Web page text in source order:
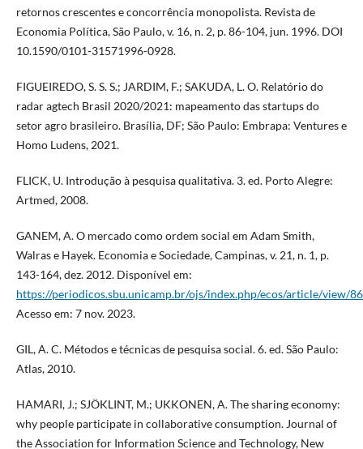
retornos crescentes e concorrência monopolista. Revista de
Economia Política, São Paulo, v. 16, n. 2, p. 86-104, jun. 1996. DOI
10.1590/0101-31571996-0928.
FIGUEIREDO, S. S. S.; JARDIM, F.; SAKUDA, L. O. Relatório do
radar agtech Brasil 2020/2021: mapeamento das startups do
setor agro brasileiro. Brasília, DF; São Paulo: Embrapa: Ventures e
Homo Ludens, 2021.
FLICK, U. Introdução à pesquisa qualitativa. 3. ed. Porto Alegre:
Artmed, 2008.
GANEM, A. O mercado como ordem social em Adam Smith,
Walras e Hayek. Economia e Sociedade, Campinas, v. 21, n. 1, p.
143-164, dez. 2012. Disponível em:
https://periodicos.sbu.unicamp.br/ojs/index.php/ecos/article/view/
Acesso em: 7 nov. 2023.
GIL, A. C. Métodos e técnicas de pesquisa social. 6. ed. São Paulo:
Atlas, 2010.
HAMARI, J.; SJÖKLINT, M.; UKKONEN, A. The sharing economy:
why people participate in collaborative consumption. Journal of
the Association for Information Science and Technology, New